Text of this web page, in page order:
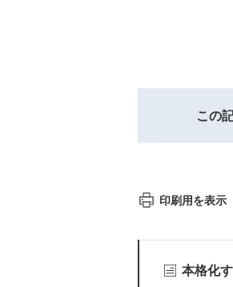
この
印刷用を表示
本格化